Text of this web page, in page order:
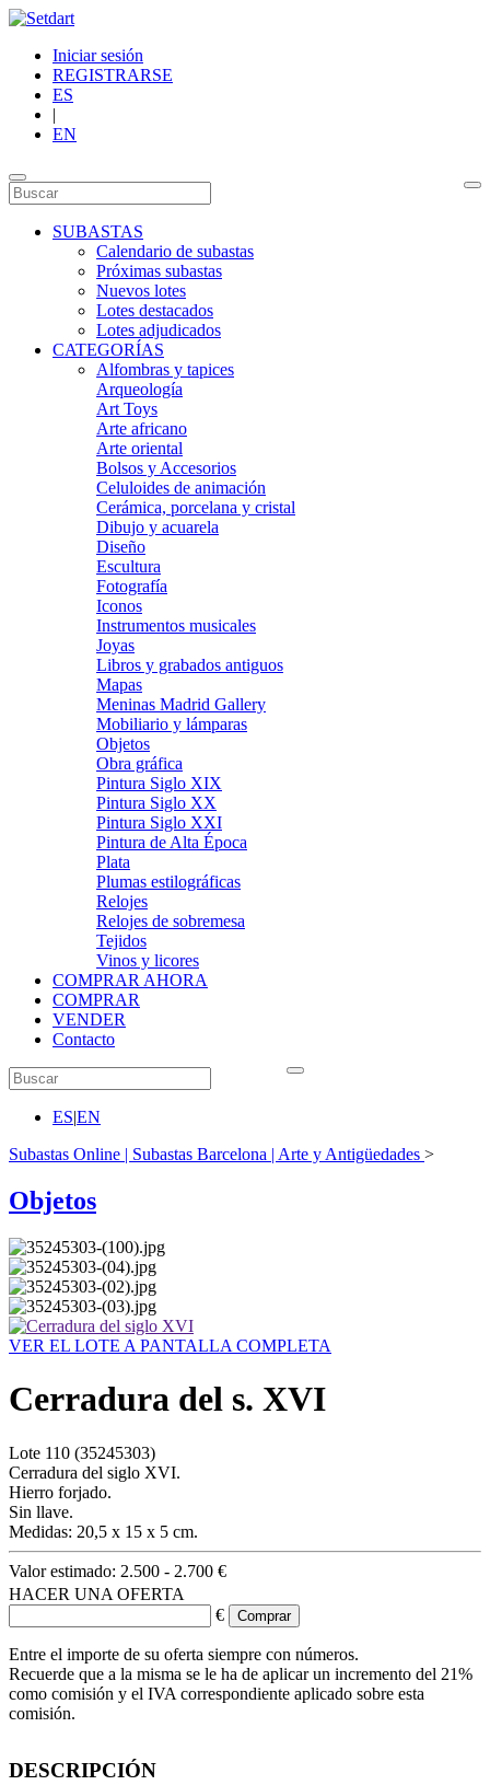
Iniciar sesión
REGISTRARSE
ES
|
EN
SUBASTAS
Calendario de subastas
Próximas subastas
Nuevos lotes
Lotes destacados
Lotes adjudicados
CATEGORÍAS
Alfombras y tapices
Arqueología
Art Toys
Arte africano
Arte oriental
Bolsos y Accesorios
Celuloides de animación
Cerámica, porcelana y cristal
Dibujo y acuarela
Diseño
Escultura
Fotografía
Iconos
Instrumentos musicales
Joyas
Libros y grabados antiguos
Mapas
Meninas Madrid Gallery
Mobiliario y lámparas
Objetos
Obra gráfica
Pintura Siglo XIX
Pintura Siglo XX
Pintura Siglo XXI
Pintura de Alta Época
Plata
Plumas estilográficas
Relojes
Relojes de sobremesa
Tejidos
Vinos y licores
COMPRAR AHORA
COMPRAR
VENDER
Contacto
ES|EN
Subastas Online | Subastas Barcelona | Arte y Antigüedades >
Objetos
VER EL LOTE A PANTALLA COMPLETA
Cerradura del s. XVI
Lote 110 (35245303)
Cerradura del siglo XVI.
Hierro forjado.
Sin llave.
Medidas: 20,5 x 15 x 5 cm.
Valor estimado: 2.500 - 2.700 €
HACER UNA OFERTA
€
Entre el importe de su oferta siempre con números.
Recuerde que a la misma se le ha de aplicar un incremento del 21%
como comisión y el IVA correspondiente aplicado sobre esta
comisión.
DESCRIPCIÓN